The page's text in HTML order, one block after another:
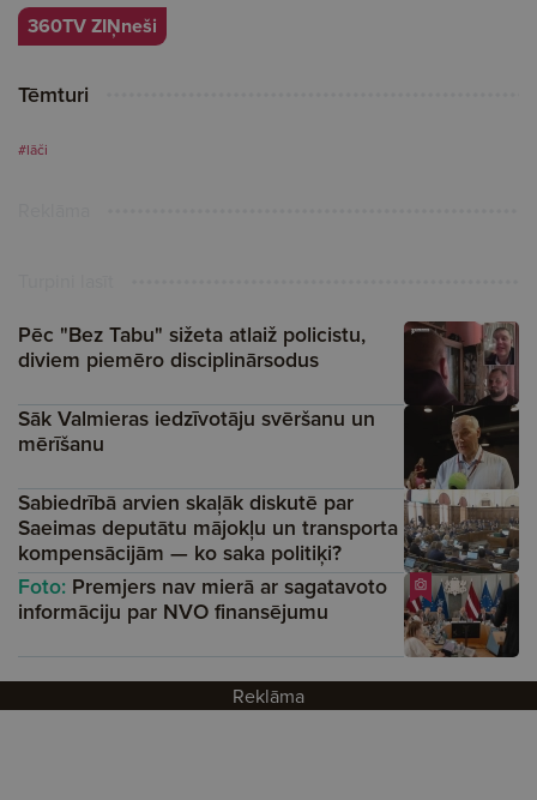
360TV ZIŅneši
Tēmturi
#lāči
Pēc "Bez Tabu" sižeta atlaiž policistu,
diviem piemēro disciplinārsodus
Sāk Valmieras iedzīvotāju svēršanu un
mērīšanu
Sabiedrībā arvien skaļāk diskutē par
Saeimas deputātu mājokļu un transporta
kompensācijām — ko saka politiķi?
Foto: Premjers nav mierā ar sagatavoto
informāciju par NVO finansējumu
Reklāma